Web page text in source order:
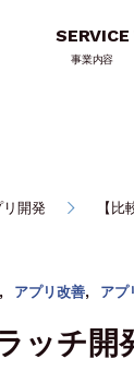
SERVICE
事業内容
リ開発 【
, アプリ改善, アプ
ッチ